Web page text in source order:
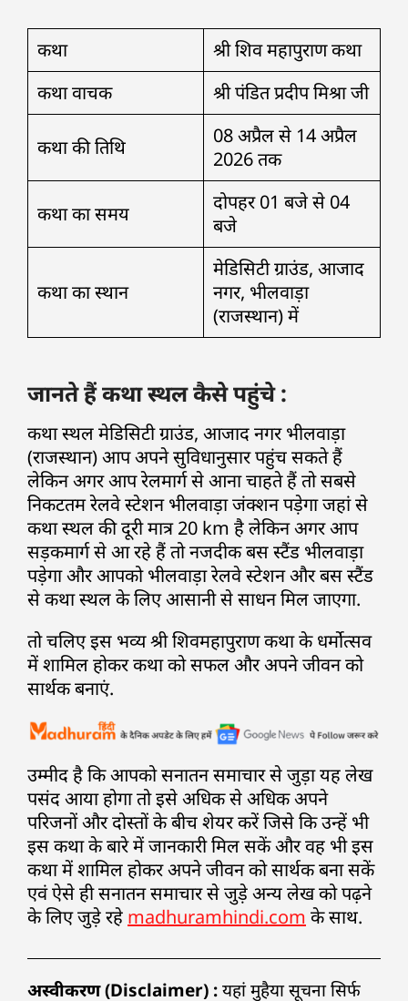
कथा
श्री शिव महापुराण कथा
कथा वाचक
श्री पंडित प्रदीप मिश्रा जी
कथा की तिथि
08 अप्रैल से 14 अप्रैल
2026 तक
कथा का समय
दोपहर 01 बजे से 04
बजे
कथा का स्थान
मेडिसिटी ग्राउंड, आजाद
नगर, भीलवाड़ा
(राजस्थान) में
जानते हैं कथा स्थल कैसे पहुंचे :
कथा स्थल मेडिसिटी ग्राउंड, आजाद नगर भीलवाड़ा
(राजस्थान) आप अपने सुविधानुसार पहुंच सकते हैं
लेकिन अगर आप रेलमार्ग से आना चाहते हैं तो सबसे
निकटतम रेलवे स्टेशन भीलवाड़ा जंक्शन पड़ेगा जहां से
कथा स्थल की दूरी मात्र 20 km है लेकिन अगर आप
सड़कमार्ग से आ रहे हैं तो नजदीक बस स्टैंड भीलवाड़ा
पड़ेगा और आपको भीलवाड़ा रेलवे स्टेशन और बस स्टैंड
से कथा स्थल के लिए आसानी से साधन मिल जाएगा.
तो चलिए इस भव्य श्री शिवमहापुराण कथा के धर्मोत्सव
में शामिल होकर कथा को सफल और अपने जीवन को
सार्थक बनाएं.
उम्मीद है कि आपको सनातन समाचार से जुड़ा यह लेख
पसंद आया होगा तो इसे अधिक से अधिक अपने
परिजनों और दोस्तों के बीच शेयर करें जिसे कि उन्हें भी
इस कथा के बारे में जानकारी मिल सकें और वह भी इस
कथा में शामिल होकर अपने जीवन को सार्थक बना सकें
एवं ऐसे ही सनातन समाचार से जुड़े अन्य लेख को पढ़ने
के लिए जुड़े रहे madhuramhindi.com के साथ.
अस्वीकरण (Disclaimer) :यहां मुहैया सूचना सिर्फ